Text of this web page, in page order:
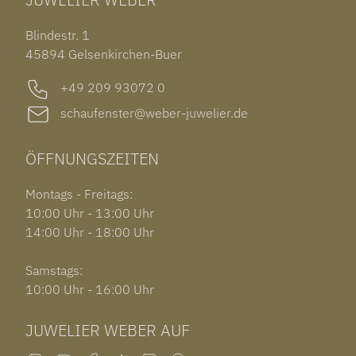
OUT OF COLLECTION
GARMIN VENU 3S
Blindestr. 1
45894 Gelsenkirchen-Buer
+49 209 93072 0
schaufenster@weber-juwelier.de
ÖFFNUNGSZEITEN
Montags - Freitags:
10:00 Uhr - 13:00 Uhr
14:00 Uhr - 18:00 Uhr
Samstags:
10:00 Uhr - 16:00 Uhr
JUWELIER WEBER AUF